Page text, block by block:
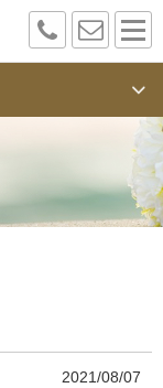
2021/08/07